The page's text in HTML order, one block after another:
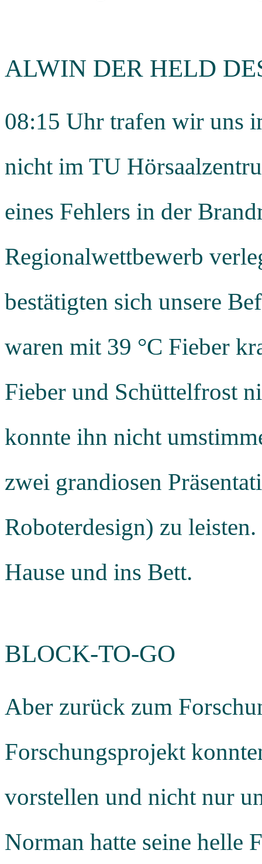
ALWIN DER HELD
08:15 Uhr trafen wir uns
nicht im TU
eines Fehlers in der
Regionalwettbewerb
bestätigten sich unsere
waren mit 39 °C Fieber
Fieber und Schüttelfrost
konnte ihn nicht
zwei grandiosen
Roboterdesign) zu
Hause und ins Bett.
BLOCK-TO-GO
Aber zurück zum
Forschungsprojekt
vorstellen und nicht nur
Norman hatte seine helle